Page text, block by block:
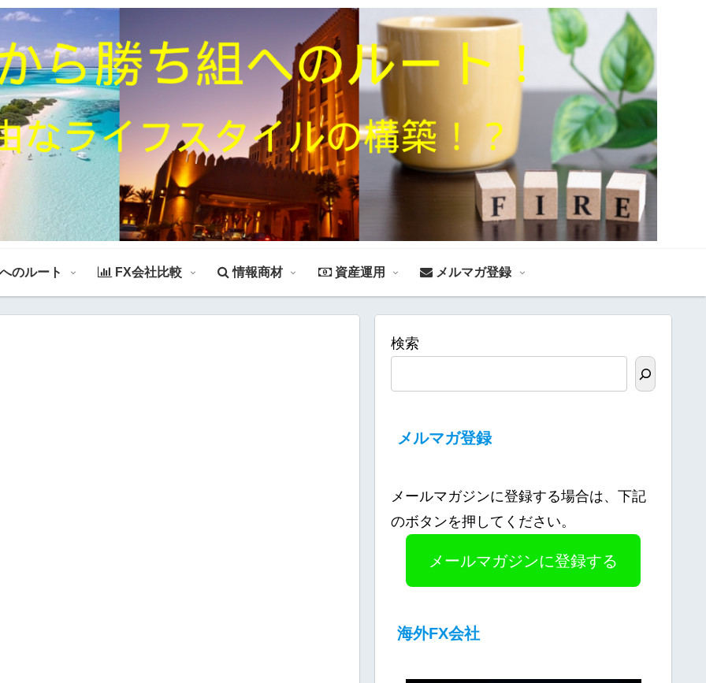
のルート FX会社比較 情報商材 資産運用 メルマガ登録
検索
メルマガ登録
メールマガジンに登録する場合は、下記
のボタンを押してください。
メールマガジンに登録する
海外FX会社